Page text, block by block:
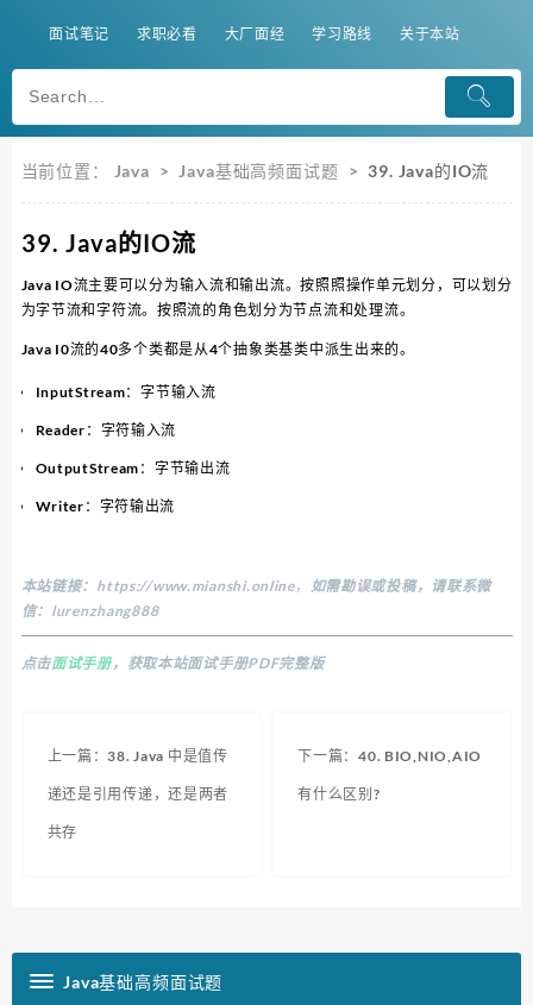
面试笔记 求职必看 大厂面经 学习路线 关于本站
当前位置： Java > Java基础高频面试题 >39. Java的IO流
39. Java的IO流
Java IO流主要可以分为输入流和输出流。按照照操作单元划分，可以划分
为字节流和字符流。按照流的角色划分为节点流和处理流。
Java I0流的40多个类都是从4个抽象类基类中派生出来的。
InputStream：字节输入流
Reader：字符输入流
OutputStream：字节输出流
Writer：字符输出流
本站链接： https://www.mianshi.online，
如需勘误或投稿，请联系微
信：lurenzhang888
点击面试手册，获取本站面试手册PDF完整版
上一篇：38. Java 中是值传
递还是引用传递，还是两者
共存
下一篇：40. BIO,NIO,AIO
有什么区别?
Java基础高频面试题